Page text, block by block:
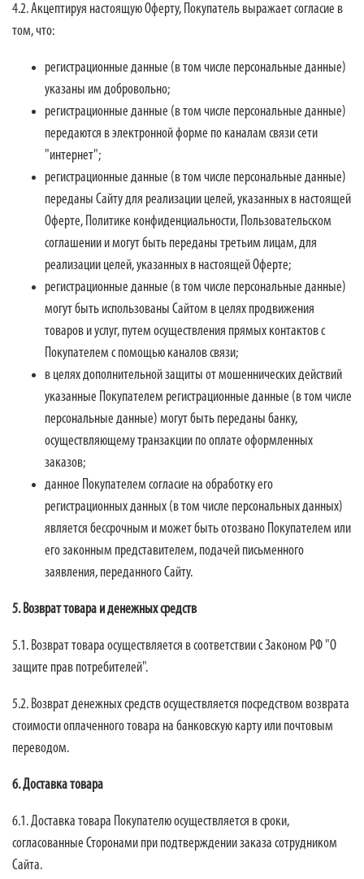
4.2. Акцептируя настоящую Оферту, Покупатель выражает согласие в
том, что:
регистрационные данные (в том числе персональные данные)
указаны им добровольно;
регистрационные данные (в том числе персональные данные)
передаются в электронной форме по каналам связи сети
"интернет";
регистрационные данные (в том числе персональные данные)
переданы Сайту для реализации целей, указанных в настоящей
Оферте, Политике конфиденциальности, Пользовательском
соглашении и могут быть переданы третьим лицам, для
реализации целей, указанных в настоящей Оферте;
регистрационные данные (в том числе персональные данные)
могут быть использованы Сайтом в целях продвижения
товаров и услуг, путем осуществления прямых контактов с
Покупателем с помощью каналов связи;
в целях дополнительной защиты от мошеннических действий
указанные Покупателем регистрационные данные (в том числе
персональные данные) могут быть переданы банку,
осуществляющему транзакции по оплате оформленных
заказов;
данное Покупателем согласие на обработку его
регистрационных данных (в том числе персональных данных)
является бессрочным и может быть отозвано Покупателем или
его законным представителем, подачей письменного
заявления, переданного Сайту.
5. Возврат товара и денежных средств
5.1. Возврат товара осуществляется в соответствии с Законом РФ "О
защите прав потребителей".
5.2. Возврат денежных средств осуществляется посредством возврата
стоимости оплаченного товара на банковскую карту или почтовым
переводом.
6. Доставка товара
6.1. Доставка товара Покупателю осуществляется в сроки,
согласованные Сторонами при подтверждении заказа сотрудником
Сайта.